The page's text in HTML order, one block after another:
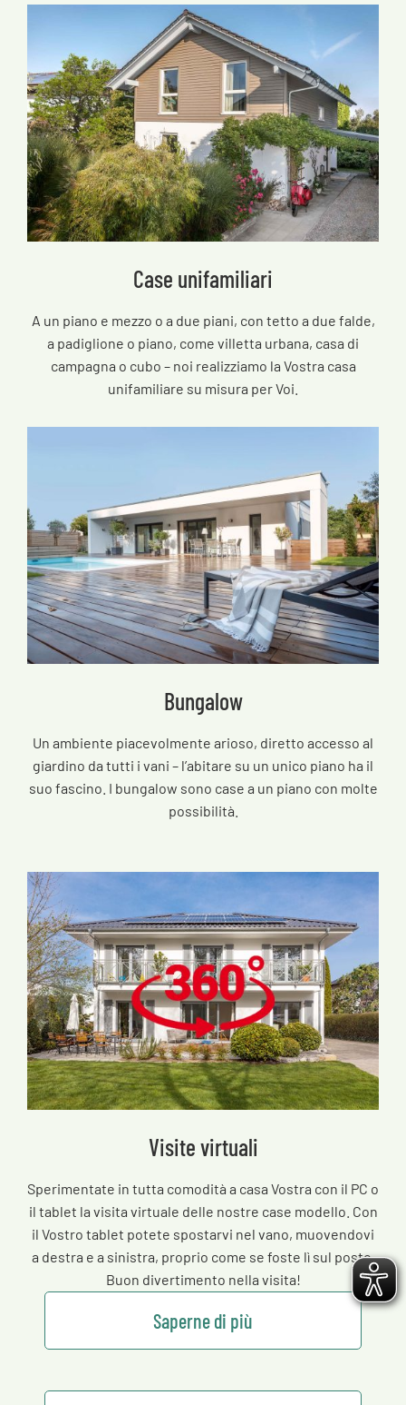
Case unifamiliari
A un piano e mezzo o a due piani, con tetto a due falde,
a padiglione o piano, come villetta urbana, casa di
campagna o cubo – noi realizziamo la Vostra casa
unifamiliare su misura per Voi.
Bungalow
Un ambiente piacevolmente arioso, diretto accesso al
giardino da tutti i vani – l’abitare su un unico piano ha il
suo fascino. I bungalow sono case a un piano con molte
possibilità.
Visite virtuali
Sperimentate in tutta comodità a casa Vostra con il PC o
il tablet la visita virtuale delle nostre case modello. Con
il Vostro tablet potete spostarvi nel vano, muovendovi
a destra e a sinistra, proprio come se foste lì sul posto.
Buon divertimento nella visita!
Saperne di più